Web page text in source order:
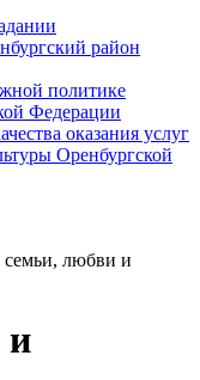
район
политике
Федерации
оказания услуг
Оренбургской
семьи, любви и
и